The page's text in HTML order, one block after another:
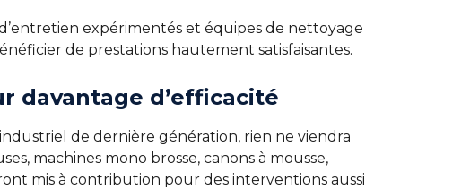
expérimentés et équipes de nettoyage
de prestations hautement satisfaisantes.
davantage d’efficacité
de dernière génération, rien ne viendra
machines mono brosse, canons à mousse,
mis à contribution pour des interventions aussi